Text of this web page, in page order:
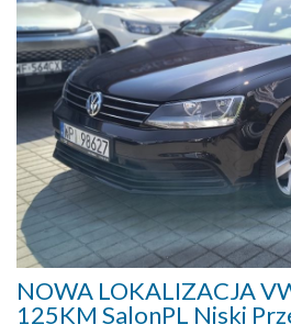
NOWA LOKALIZACJA
125KM SalonPL Niski